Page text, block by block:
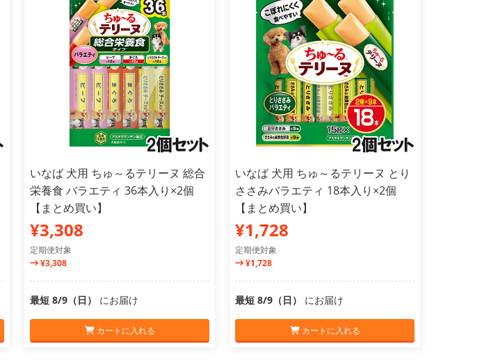
いなば 犬用 ちゅ～るテリーヌ 総合
栄養食 バラエティ 36本入り×2個
【まとめ買い】
¥3,308
定期便対象
¥3,308
最短 8/9（日） にお届け
カートに入れる
いなば 犬用 ちゅ～るテリーヌ とり
ささみバラエティ 18本入り×2個
【まとめ買い】
¥1,728
定期便対象
¥1,728
最短 8/9（日） にお届け
カートに入れる